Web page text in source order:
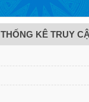
THỐNG KÊ TRUY